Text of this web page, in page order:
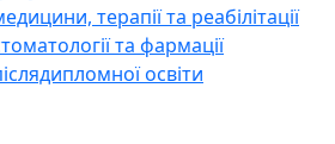
терапії та реабілітації
та фармації
освіти